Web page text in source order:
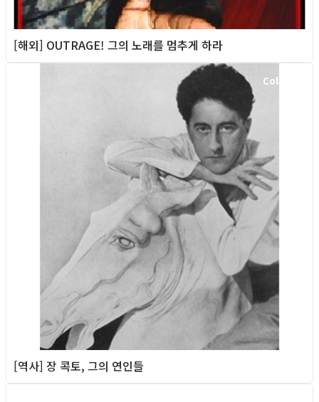
[해외] OUTRAGE! 그의 노래를 멈추게 하라
Column
[역사] 장 콕토, 그의 연인들